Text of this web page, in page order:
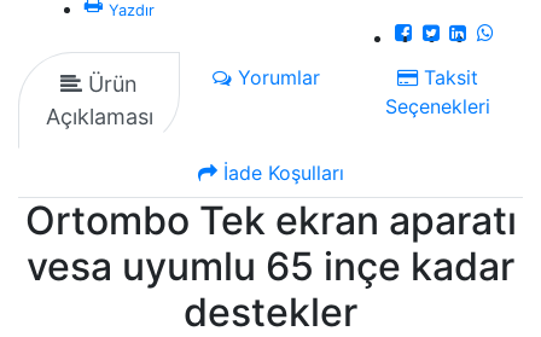
Yazdır
Ürün
Açıklaması
Yorumlar
Taksit
Seçenekleri
İade Koşulları
Ortombo Tek ekran aparatı
vesa uyumlu 65 inçe kadar
destekler